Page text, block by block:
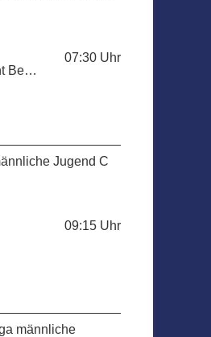
SG AC/Eintracht Berlin
07:30 Uhr
Jugend C
09:15 Uhr
männliche